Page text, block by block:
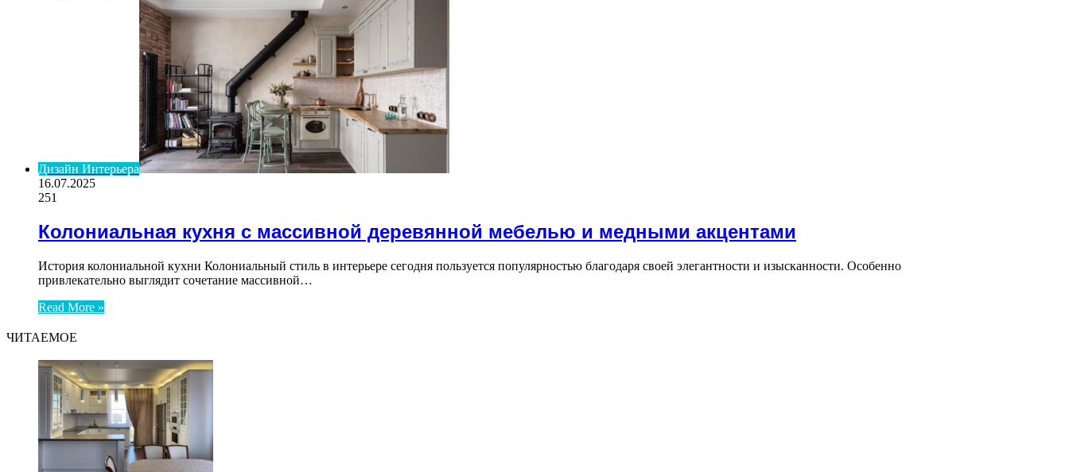
Дизайн Интерьера
16.07.2025
251
Колониальная кухня с массивной деревянной мебелью и медными акцентами
История колониальной кухни Колониальный стиль в интерьере сегодня пользуется популярностью благодаря своей элегантности и изысканности. Особенно
привлекательно выглядит сочетание массивной…
Read More »
ЧИТАЕМОЕ